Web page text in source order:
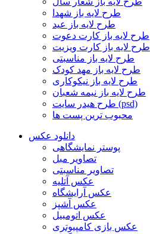
طرح لایه باز شهدا
طرح لایه باز عید
طرح لایه باز کارت دعوت
طرح لایه باز کارت ویزیت
طرح لایه باز مناسبتی
طرح لایه باز مهد کودک
طرح لایه باز نیکوکاری
طرح لایه باز نیمه شعبان
طرح هیدر سایت (psd)
محبوب ترین پست ها
دانلود عکس
پوستر نمایشگاهی
تصاویر مبل
تصاویر مناسبتی
عکس آتلیه
عکس آرایشگاه
عکس آشپز
عکس اتومبیل
عکس بازی کامپیوتری